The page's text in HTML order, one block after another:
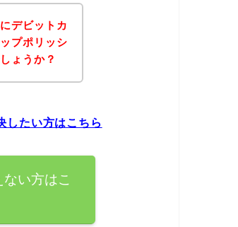
デビットカ
プポリッシ
ょうか？
したい方はこちら
い方はこ